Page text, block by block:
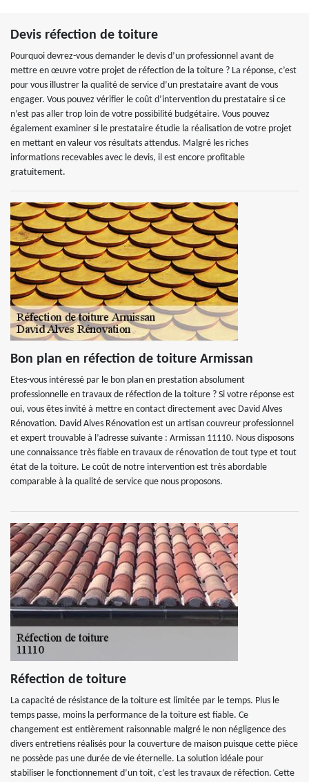
Devis réfection de toiture
Pourquoi devrez-vous demander le devis d’un professionnel avant de
mettre en œuvre votre projet de réfection de la toiture ? La réponse, c’est
pour vous illustrer la qualité de service d’un prestataire avant de vous
engager. Vous pouvez vérifier le coût d’intervention du prestataire si ce
n’est pas aller trop loin de votre possibilité budgétaire. Vous pouvez
également examiner si le prestataire étudie la réalisation de votre projet
en mettant en valeur vos résultats attendus. Malgré les riches
informations recevables avec le devis, il est encore profitable
gratuitement.
Bon plan en réfection de toiture Armissan
Etes-vous intéressé par le bon plan en prestation absolument
professionnelle en travaux de réfection de la toiture ? Si votre réponse est
oui, vous êtes invité à mettre en contact directement avec David Alves
Rénovation. David Alves Rénovation est un artisan couvreur professionnel
et expert trouvable à l’adresse suivante : Armissan 11110. Nous disposons
une connaissance très fiable en travaux de rénovation de tout type et tout
état de la toiture. Le coût de notre intervention est très abordable
comparable à la qualité de service que nous proposons.
Réfection de toiture
La capacité de résistance de la toiture est limitée par le temps. Plus le
temps passe, moins la performance de la toiture est fiable. Ce
changement est entièrement raisonnable malgré le non négligence des
divers entretiens réalisés pour la couverture de maison puisque cette pièce
ne possède pas une durée de vie éternelle. La solution idéale pour
stabiliser le fonctionnement d’un toit, c’est les travaux de réfection. Cette